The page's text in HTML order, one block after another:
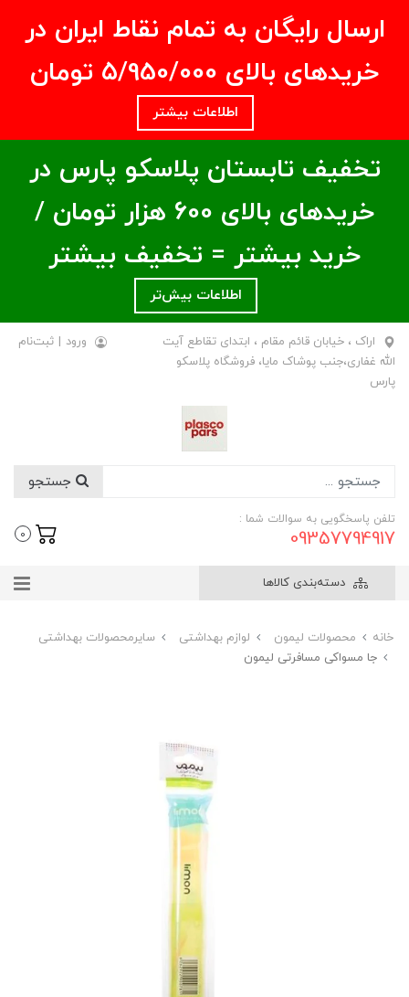
ارسال رایگان به تمام نقاط ایران در
خریدهای بالای ۵/950/000 تومان
اطلاعات بیشتر
تخفیف تابستان پلاسکو پارس در
خریدهای بالای ۶00 هزار تومان /
خرید بیشتر = تخفیف بیشتر
اطلاعات بیش‌تر
اراک ، خیابان قائم مقام ، ابتدای تقاطع آیت
الله غفاری،جنب پوشاک مایا، فروشگاه پلاسکو
پارس
ورود | ثبت‌نام
تلفن پاسخگویی به سوالات شما :
09357794917
0
دسته‌بندی کالاها
خانه محصولات لیمون لوازم بهداشتی
سایرمحصولات بهداشتی
جا مسواکی مسافرتی لیمون